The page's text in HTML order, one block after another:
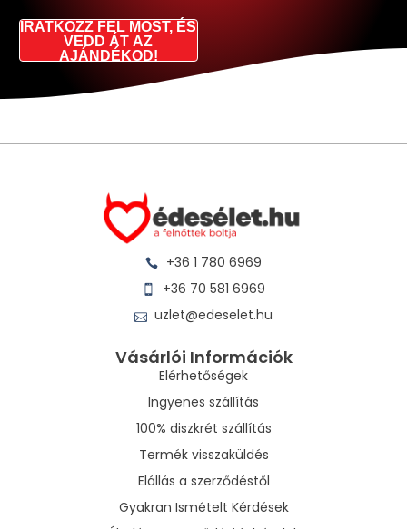
IRATKOZZ FEL MOST, ÉS
VEDD ÁT AZ
AJÁNDÉKOD!
+36 1 780 6969
+36 70 581 6969
uzlet@edeselet.hu
Vásárlói Információk
Elérhetőségek
Ingyenes szállítás
100% diszkrét szállítás
Termék visszaküldés
Elállás a szerződéstől
Gyakran Ismételt Kérdések